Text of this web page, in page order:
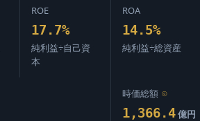
ROE
17.7%
純利益÷自己資
本
ROA
14.5%
純利益÷総資産
時価総額 ⊙
1,366.4 億円